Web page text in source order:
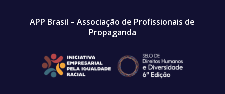
APP Brasil – Associação de Profissionais de
Propaganda